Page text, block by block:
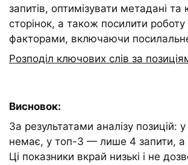
запитів, оптимізувати метадані та
сторінок, а також посилити роботу
факторами, включаючи
Розподіл ключових слів за
Висновок:
За результатами аналізу позицій: у
немає, у топ-3 — лише 4 запити,
Ці показники вкрай низькі і не